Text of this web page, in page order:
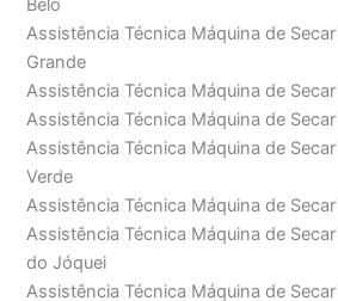
Belo
Assistência Técnica Máquina de
Grande
Assistência Técnica Máquina de
Assistência Técnica Máquina de
Assistência Técnica Máquina de
Verde
Assistência Técnica Máquina de
Assistência Técnica Máquina de
do Jóquei
Assistência Técnica Máquina de